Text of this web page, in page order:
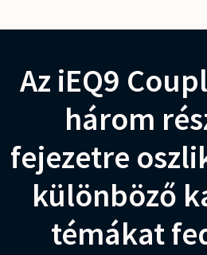
Az iEQ9
három
fejezetre
különböző
témákat